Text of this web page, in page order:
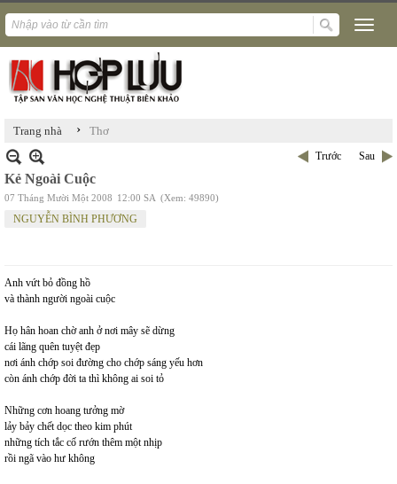
Trang nhà › Thơ
Trước Sau
Kẻ Ngoài Cuộc
07 Tháng Mười Một 2008 12:00 SA (Xem: 49890)
NGUYỄN BÌNH PHƯƠNG
Anh vứt bỏ đồng hồ
và thành người ngoài cuộc
Họ hân hoan chờ anh ở nơi mây sẽ dừng
cái lãng quên tuyệt đẹp
nơi ánh chớp soi đường cho chớp sáng yếu hơn
còn ánh chớp đời ta thì không ai soi tỏ
Những cơn hoang tưởng mờ
lảy bảy chết dọc theo kim phút
những tích tắc cố rướn thêm một nhịp
rồi ngã vào hư không